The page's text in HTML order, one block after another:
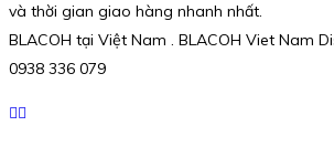
và thời gian giao hàng nhanh nhất.
BLACOH tại Việt Nam . BLACOH Viet Nam
0938 336 079